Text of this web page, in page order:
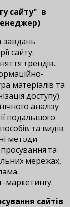
сайту" в
завдань
сайту.
трендів.
матеріалів та
доступу).
аналізу
подальшого
та видів
методи
та
мережах,
маркетингу.
сайтів